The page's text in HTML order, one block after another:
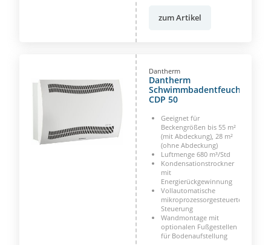
zum Artikel
Dantherm
Dantherm
Schwimmbadentfeuchter
CDP 50
Geeignet für
Beckengrößen bis 55 m²
(mit Abdeckung), 28 m²
(ohne Abdeckung)
Luftmenge 680 m³/Std
Kondensationstrockner
mit
Energierückgewinnung
Vollautomatische
mikroprozessorgesteuerte
Steuerung
Wandmontage mit
optionalen Fußgestellen
für Bodenaufstellung